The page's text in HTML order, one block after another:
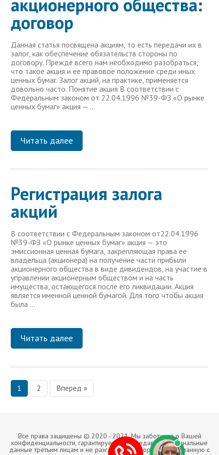
акционерного общества:
договор
Данная статья посвящена акциям, то есть передачи их в
залог, как обеспечение обязательств стороны по
договору. Прежде всего нам необходимо разобраться,
что такое акция и ее правовое положение среди иных
ценных бумаг. Залог акций, на практике, применяется
довольно часто. Понятие акция В соответствии с
Федеральным законом от 22.04.1996 №39-ФЗ «О рынке
ценных бумаг» акция — …
Читать далее
Регистрация залога
акций
В соответствии с Федеральным законом от22.04.1996
№39-ФЗ «О рынке ценных бумаг» акция — это
эмиссионная ценная бумага, закрепляющая права ее
владельца (акционера) на получение части прибыли
акционерного общества в виде дивидендов, на участие в
управлении акционерным обществом и на часть
имущества, остающегося после его ликвидации. Акция
является именной ценной бумагой. Для того чтобы акция
была …
Читать далее
в
и
1 2 Вперед »
Все права защищены © 2020 - 2021. Мы заботимся о Вашей
конфиденциальности, гарантируем не передавать персональные
данные третьим лицам и не разглашать информацию, связанную с